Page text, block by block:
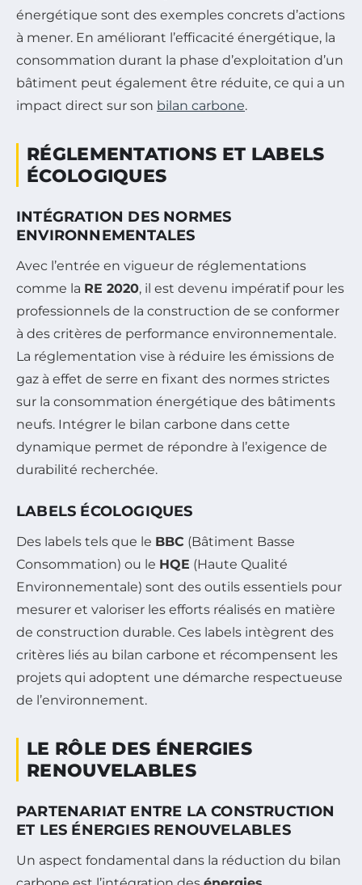
énergétique sont des exemples concrets d’actions
à mener. En améliorant l’efficacité énergétique, la
consommation durant la phase d’exploitation d’un
bâtiment peut également être réduite, ce qui a un
impact direct sur son bilan carbone.
RÉGLEMENTATIONS ET LABELS
ÉCOLOGIQUES
INTÉGRATION DES NORMES
ENVIRONNEMENTALES
Avec l’entrée en vigueur de réglementations
comme la RE 2020, il est devenu impératif pour les
professionnels de la construction de se conformer
à des critères de performance environnementale.
La réglementation vise à réduire les émissions de
gaz à effet de serre en fixant des normes strictes
sur la consommation énergétique des bâtiments
neufs. Intégrer le bilan carbone dans cette
dynamique permet de répondre à l’exigence de
durabilité recherchée.
LABELS ÉCOLOGIQUES
Des labels tels que le BBC (Bâtiment Basse
Consommation) ou le HQE (Haute Qualité
Environnementale) sont des outils essentiels pour
mesurer et valoriser les efforts réalisés en matière
de construction durable. Ces labels intègrent des
critères liés au bilan carbone et récompensent les
projets qui adoptent une démarche respectueuse
de l’environnement.
LE RÔLE DES ÉNERGIES
RENOUVELABLES
PARTENARIAT ENTRE LA CONSTRUCTION
ET LES ÉNERGIES RENOUVELABLES
Un aspect fondamental dans la réduction du bilan